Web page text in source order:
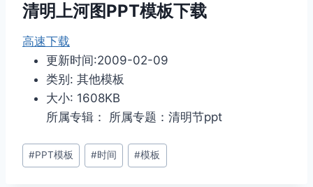
清明上河图PPT模板下载
高速下载
更新时间:2009-02-09
类别: 其他模板
大小: 1608KB
所属专辑： 所属专题：清明节ppt
文
章
#PPT模板 #时间 #模板